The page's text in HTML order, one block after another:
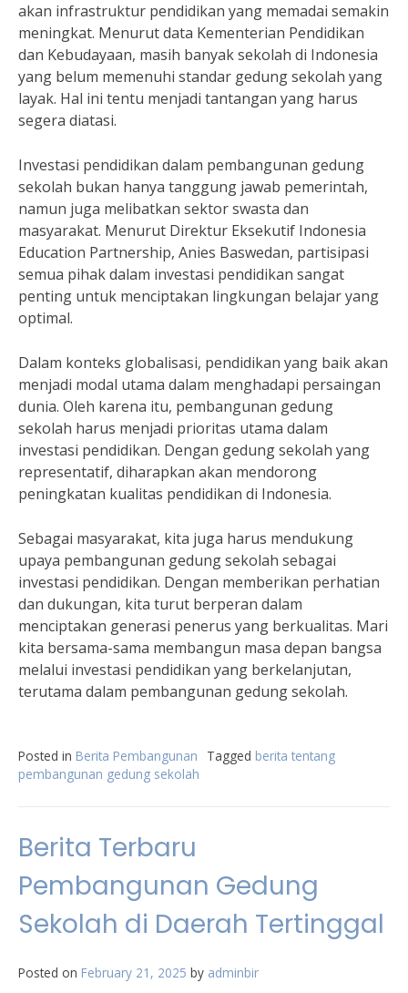
akan infrastruktur pendidikan yang memadai semakin
meningkat. Menurut data Kementerian Pendidikan
dan Kebudayaan, masih banyak sekolah di Indonesia
yang belum memenuhi standar gedung sekolah yang
layak. Hal ini tentu menjadi tantangan yang harus
segera diatasi.
Investasi pendidikan dalam pembangunan gedung
sekolah bukan hanya tanggung jawab pemerintah,
namun juga melibatkan sektor swasta dan
masyarakat. Menurut Direktur Eksekutif Indonesia
Education Partnership, Anies Baswedan, partisipasi
semua pihak dalam investasi pendidikan sangat
penting untuk menciptakan lingkungan belajar yang
optimal.
Dalam konteks globalisasi, pendidikan yang baik akan
menjadi modal utama dalam menghadapi persaingan
dunia. Oleh karena itu, pembangunan gedung
sekolah harus menjadi prioritas utama dalam
investasi pendidikan. Dengan gedung sekolah yang
representatif, diharapkan akan mendorong
peningkatan kualitas pendidikan di Indonesia.
Sebagai masyarakat, kita juga harus mendukung
upaya pembangunan gedung sekolah sebagai
investasi pendidikan. Dengan memberikan perhatian
dan dukungan, kita turut berperan dalam
menciptakan generasi penerus yang berkualitas. Mari
kita bersama-sama membangun masa depan bangsa
melalui investasi pendidikan yang berkelanjutan,
terutama dalam pembangunan gedung sekolah.
Posted in Berita Pembangunan Tagged berita tentang
pembangunan gedung sekolah
Berita Terbaru
Pembangunan Gedung
Sekolah di Daerah Tertinggal
Posted on February 21, 2025 by adminbir